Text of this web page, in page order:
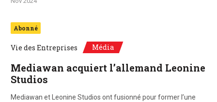
Abonné
Vie des Entreprises Média
Mediawan acquiert l’allemand Leonine
Studios
Mediawan et Leonine Studios ont fusionné pour former l’une